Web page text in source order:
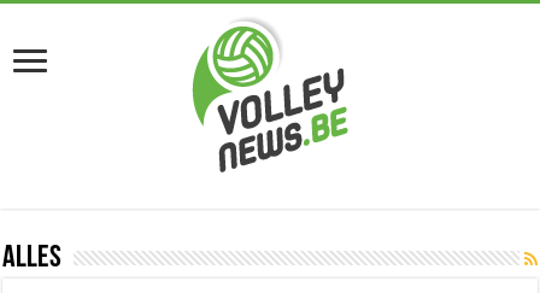
Alles